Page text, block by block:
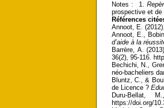
Notes : 1.
prospective et de
Références
Annoot, E. (2012).
Annoot, E.,
d’aide à la
Barrère, A.
36(2), 95-116.
Bechichi, N.,
néo-bacheliers
Bluntz, C., &
de Licence ?
Duru-Bellat,
https://doi.org/